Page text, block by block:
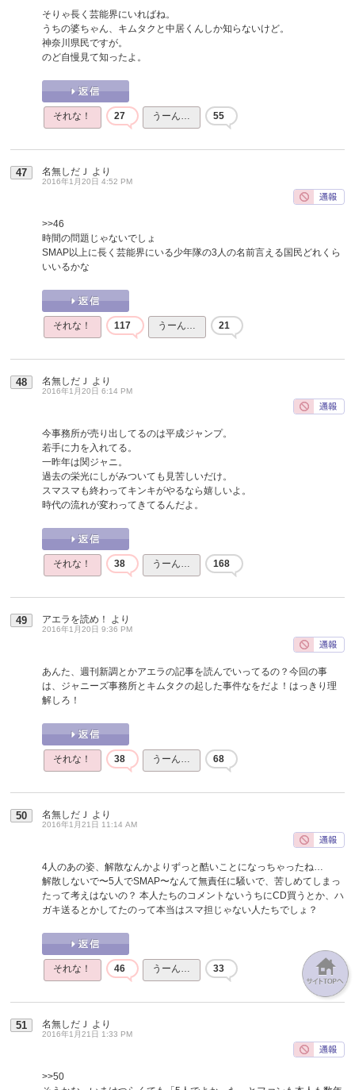
そりゃ長く芸能界にいればね。
うちの婆ちゃん、キムタクと中居くんしか知らないけど。
神奈川県民ですが。
のど自慢見て知ったよ。
それな！ 27 うーん… 55
47 名無しだＪ より
2016年1月20日 4:52 PM
>>46
時間の問題じゃないでしょ
SMAP以上に長く芸能界にいる少年隊の3人の名前言える国民どれくら
いいるかな
それな！ 117 うーん… 21
48 名無しだＪ より
2016年1月20日 6:14 PM
今事務所が売り出してるのは平成ジャンプ。
若手に力を入れてる。
一昨年は関ジャニ。
過去の栄光にしがみついても見苦しいだけ。
スマスマも終わってキンキがやるなら嬉しいよ。
時代の流れが変わってきてるんだよ。
それな！ 38 うーん… 168
49 アエラを読め！ より
2016年1月20日 9:36 PM
あんた、週刊新調とかアエラの記事を読んでいってるの？今回の事
は、ジャニーズ事務所とキムタクの起した事件なをだよ！はっきり理
解しろ！
それな！ 38 うーん… 68
50 名無しだＪ より
2016年1月21日 11:14 AM
4人のあの姿、解散なんかよりずっと酷いことになっちゃったね…
解散しないで〜5人でSMAP〜なんて無責任に騒いで、苦しめてしまっ
たって考えはないの？ 本人たちのコメントないうちにCD買うとか、ハ
ガキ送るとかしてたのって本当はスマ担じゃない人たちでしょ？
それな！ 46 うーん… 33
51 名無しだＪ より
2016年1月21日 1:33 PM
>>50